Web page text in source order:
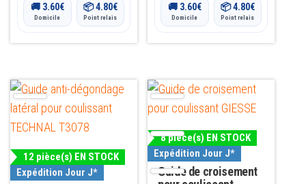
🚚 3.60€
Domicile
📦4.80€
Point relais
🚚 3.60€
Domicile
📦4.80€
Point relais
12 pièce(s) EN STOCK
Expédition Jour J*
8 pièce(s) EN STOCK
Expédition Jour J*
Guide de croisement